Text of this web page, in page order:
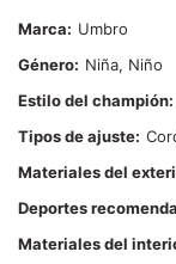
Marca
Umbro
Género
Niña, Niño
Estilo del champión
Tipos de ajuste
Materiales del
Deportes
Materiales del